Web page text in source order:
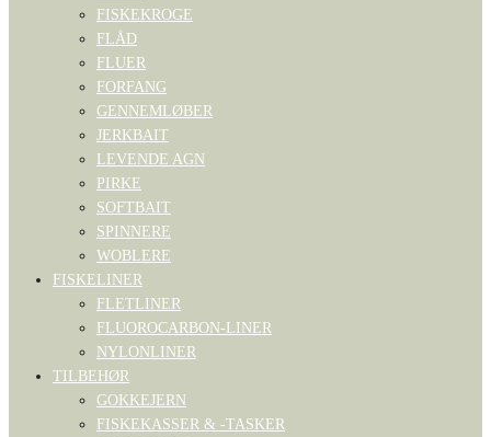
FISKEKROGE
FLÅD
FLUER
FORFANG
GENNEMLØBER
JERKBAIT
LEVENDE AGN
PIRKE
SOFTBAIT
SPINNERE
WOBLERE
FISKELINER
FLETLINER
FLUOROCARBON-LINER
NYLONLINER
TILBEHØR
GOKKEJERN
FISKEKASSER & -TASKER